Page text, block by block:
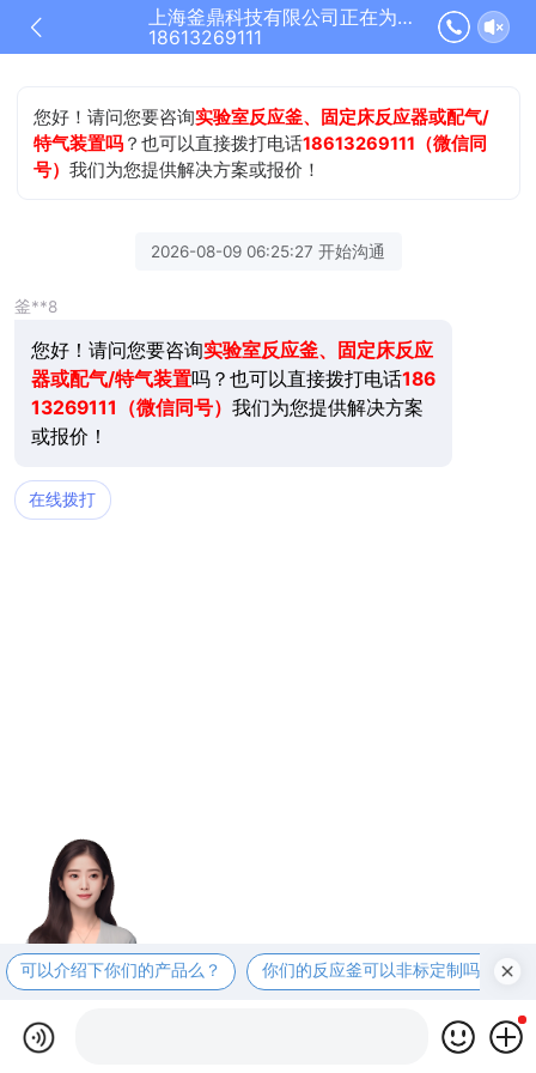
上海釜鼎科技有限公司正在为您服务
18613269111
您好！请问您要咨询实验室反应釜、固定床反应器或配气/
特气装置吗 ？也可以直接拨打电话18613269111（微信同
号）我们为您提供解决方案或报价！
2026-08-09 06:25:27 开始沟通
釜**8
您好！请问您要咨询实验室反应釜、固定床反应
器或配气/特气装置吗？也可以直接拨打电话186
13269111（微信同号） 我们为您提供解决方案
或报价！
在线拨打
可以介绍下你们的产品么？ 你们的反应釜可以非标定制吗？